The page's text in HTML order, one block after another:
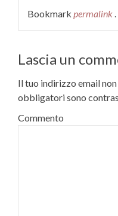
Bookmark permalink .
Lascia un
Il tuo indirizzo email
obbligatori sono
Commento